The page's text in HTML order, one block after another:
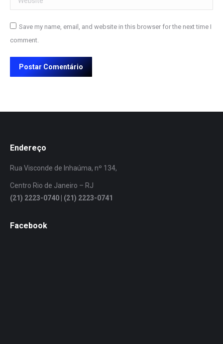
Save my name, email, and website in this browser for the next time I
comment.
Postar Comentário
Endereço
Rua Visconde de Inhaúma, nº 134,
Centro Rio de Janeiro – RJ
(21) 2223-0740 | (21) 2223-0741
Facebook